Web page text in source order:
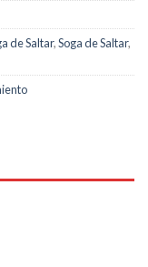
de Saltar,Soga de Saltar,